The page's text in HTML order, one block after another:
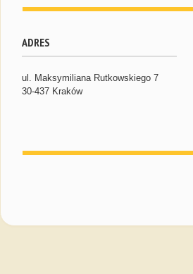
ADRES
ul. Maksymiliana Rutkowskiego 7
30-437 Kraków